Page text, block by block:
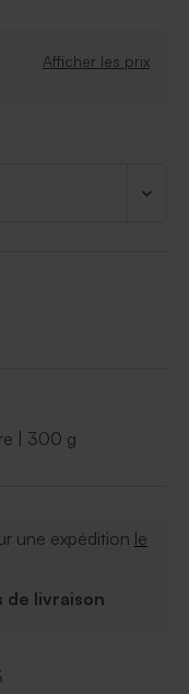
Afficher les prix
| 300 g
une expédition le
de livraison